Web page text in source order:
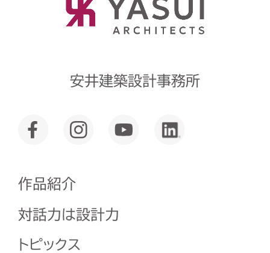
安井建築設計事務所
作品紹介
対話力は設計力
トピックス